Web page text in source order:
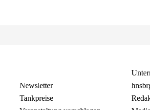
Newsletter
Tankpreise